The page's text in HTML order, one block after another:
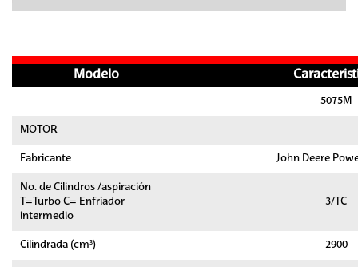
Modelo
5075M
MOTOR
Fabricante John Deere
No. de Cilindros /aspiración
T=Turbo C= Enfriador
intermedio
3/TC
Cilindrada (cm³) 2900